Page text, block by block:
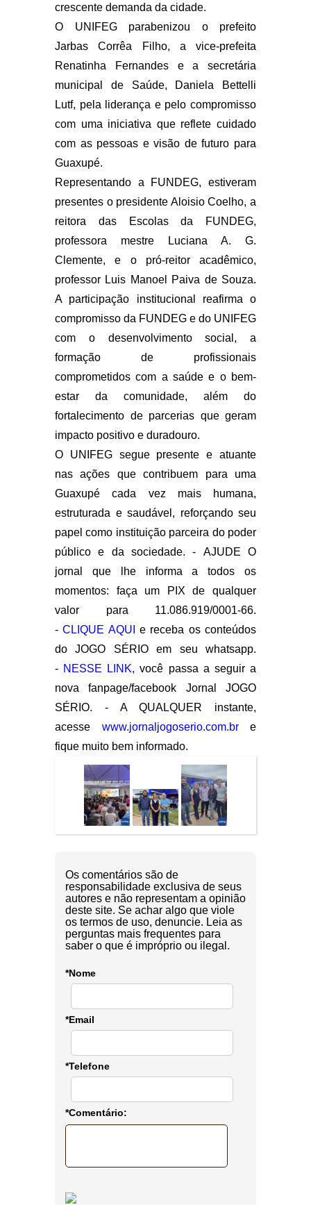
crescente demanda da cidade.
O UNIFEG parabenizou o prefeito
Jarbas Corrêa Filho, a vice-prefeita
Renatinha Fernandes e a secretária
municipal de Saúde, Daniela Bettelli
Lutf, pela liderança e pelo compromisso
com uma iniciativa que reflete cuidado
com as pessoas e visão de futuro para
Guaxupé.
Representando a FUNDEG, estiveram
presentes o presidente Aloisio Coelho, a
reitora das Escolas da FUNDEG,
professora mestre Luciana A. G.
Clemente, e o pró-reitor acadêmico,
professor Luis Manoel Paiva de Souza.
A participação institucional reafirma o
compromisso da FUNDEG e do UNIFEG
com o desenvolvimento social, a
formação de profissionais
comprometidos com a saúde e o bem-
estar da comunidade, além do
fortalecimento de parcerias que geram
impacto positivo e duradouro.
O UNIFEG segue presente e atuante
nas ações que contribuem para uma
Guaxupé cada vez mais humana,
estruturada e saudável, reforçando seu
papel como instituição parceira do poder
público e da sociedade. - AJUDE O
jornal que lhe informa a todos os
momentos: faça um PIX de qualquer
valor para 11.086.919/0001-66.
-CLIQUE AQUI
e receba os conteúdos
do JOGO SÉRIO em seu whatsapp.
- NESSE LINK, você passa a seguir a
nova fanpage/facebook Jornal JOGO
SÉRIO. - A QUALQUER instante,
acesse www.jornaljogoserio.com.bre
fique muito bem informado.
Os comentários são de
responsabilidade exclusiva de seus
autores e não representam a opinião
deste site. Se achar algo que viole
os termos de uso, denuncie. Leia as
perguntas mais frequentes para
saber o que é impróprio ou ilegal.
*Nome
*Email
*Telefone
*Comentário: